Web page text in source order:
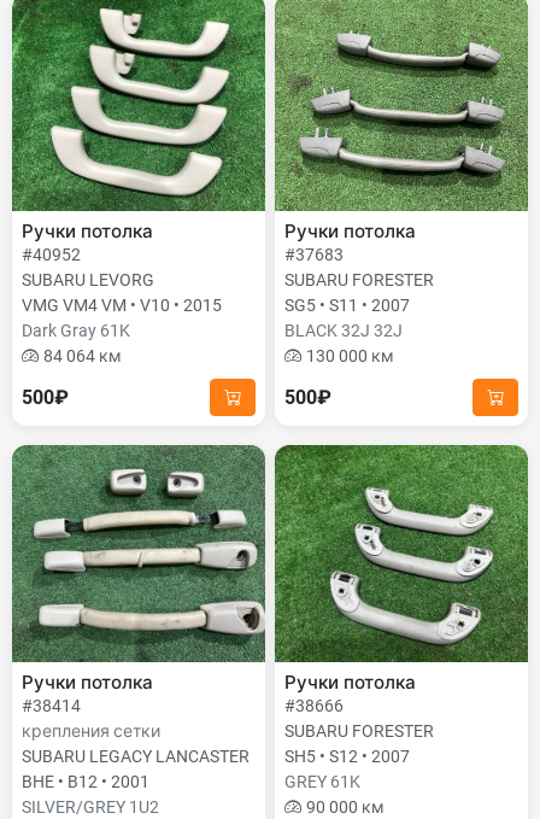
Ручки потолка
#40952
SUBARU LEVORG
VMG VM4 VM • V10 • 2015
Dark Gray 61K
84 064 км
500₽
Ручки потолка
#37683
SUBARU FORESTER
SG5 • S11 • 2007
BLACK 32J 32J
130 000 км
500₽
Ручки потолка
#38414
крепления сетки
SUBARU LEGACY LANCASTER
BHE • B12 • 2001
SILVER/GREY 1U2
Ручки потолка
#38666
SUBARU FORESTER
SH5 • S12 • 2007
GREY 61K
90 000 км